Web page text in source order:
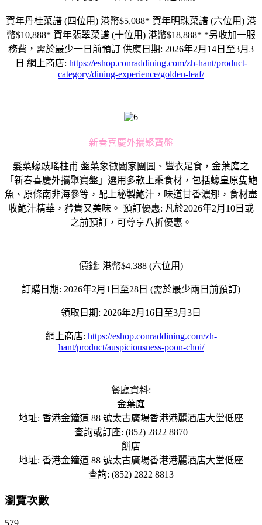
賀年丹桂菜譜 (四位用) 港幣$5,088* 賀年明珠菜譜 (六位用) 港
幣$10,888* 賀年翡翠菜譜 (十位用) 港幣$18,888* *另收加一服
務費，需於最少一日前預訂 供應日期: 2026年2月14日至3月3
日 網上商店: https://eshop.conraddining.com/zh-hant/product-
category/dining-experience/golden-leaf/
新春喜慶外攜聚寶盤
髮菜蠔豉瑤柱甫 盤菜象徵闔家團圓、豐衣足食，金葉庭之
「新春喜慶外攜聚寶盤」選用多款上乘食材，包括蠔皇原隻鮑
魚、原條南非海參等，配上秘製鮑汁，味道甘香濃郁，食材盡
收鮑汁精華，矜貴又美味。 預訂優惠: 凡於2026年2月10日或
之前預訂，可尊享八折優惠。
價錢: 港幣$4,388 (六位用)
訂購日期: 2026年2月1日至28日 (需於最少兩日前預訂)
領取日期: 2026年2月16日至3月3日
網上商店: https://eshop.conraddining.com/zh-
hant/product/auspiciousness-poon-choi/
餐廳資料:
金葉庭
地址: 香港金鐘道 88 號太古廣場香港港麗酒店大堂低座
查詢或訂座: (852) 2822 8870
餅店
地址: 香港金鐘道 88 號太古廣場香港港麗酒店大堂低座
查詢: (852) 2822 8813
瀏覽次數